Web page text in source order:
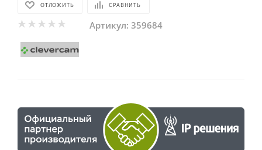
ОТЛОЖИТЬ СРАВНИТЬ
Артикул: 359684